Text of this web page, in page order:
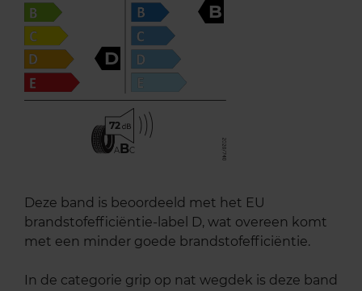
D
B
72
ABC
Deze band is beoordeeld met het EU
brandstofefficiëntie-label D, wat overeen komt
met een minder goede brandstofefficiëntie.
In de categorie grip op nat wegdek is deze band